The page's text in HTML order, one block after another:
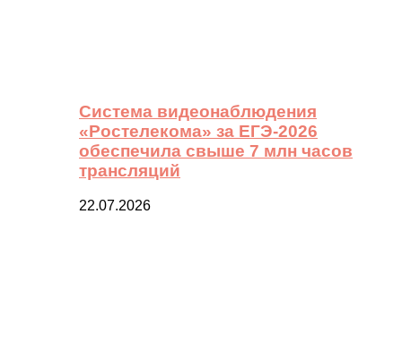
Система видеонаблюдения
«Ростелекома» за ЕГЭ-2026
обеспечила свыше 7 млн часов
трансляций
22.07.2026